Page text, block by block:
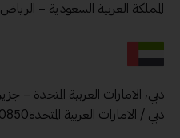
المملكة العربية السعودية –
دبي / الامارات العربية المتحدة00971509400850